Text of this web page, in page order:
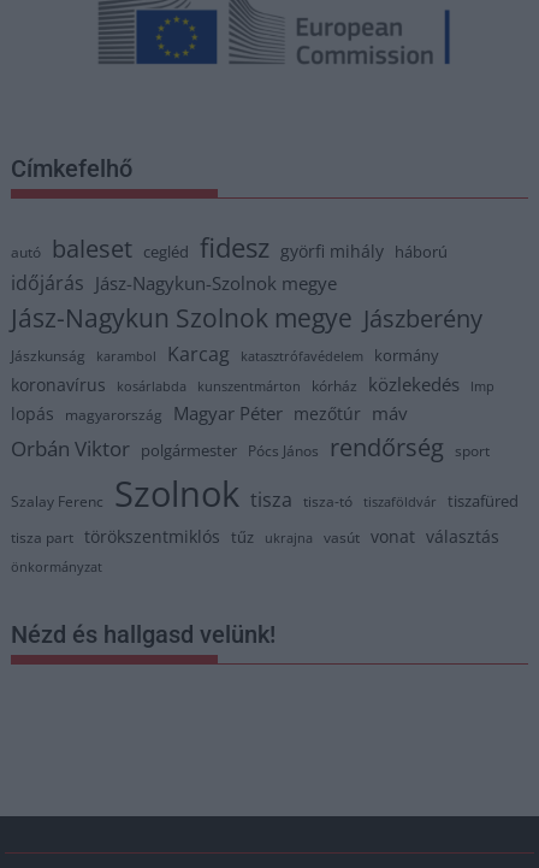
Címkefelhő
autó baleset cegléd fidesz györfi mihály háború
időjárás Jász-Nagykun-Szolnok megye
Jász-Nagykun Szolnok megye Jászberény
Jászkunság karambol Karcag katasztrófavédelem kormány
koronavírus kosárlabda kunszentmárton kórház közlekedés lmp
lopás magyarország Magyar Péter mezőtúr máv
Orbán Viktor polgármester Pócs János rendőrség sport
Szalay Ferenc Szolnok tisza tisza-tó tiszaföldvár tiszafüred
tisza part törökszentmiklós tűz ukrajna vasút vonat választás
önkormányzat
Nézd és hallgasd velünk!